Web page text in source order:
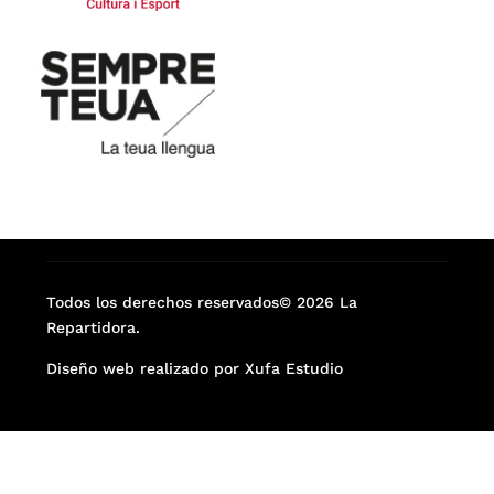
Todos los derechos reservados© 2026 La
Repartidora.
Diseño web realizado por Xufa Estudio